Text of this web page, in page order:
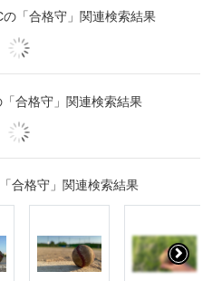
の「合格守」関連検索結果
合格守」関連検索結果
合格守」関連検索結果